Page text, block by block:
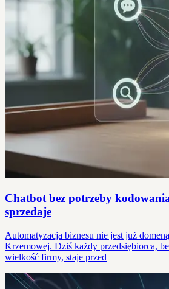
Chatbot bez potrzeby
sprzedaje
Automatyzacja biznesu nie jest już
Krzemowej. Dziś każdy przedsiębiorca,
wielkość firmy, staje przed